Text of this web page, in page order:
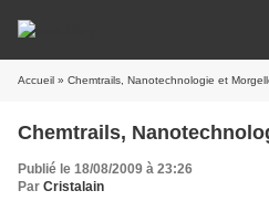
Accueil » Chemtrails, Nanotechnologie et
Chemtrails,
Publié le 18/08/2009 à 23:26
Par Cristalain